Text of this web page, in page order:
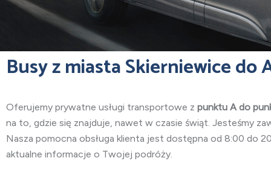
Busy z miasta Skierniewice do
Oferujemy prywatne usługi transportowe z punktu A do
na to, gdzie się znajduje, nawet w czasie świąt. Jesteśmy
Nasza pomocna obsługa klienta jest dostępna od 8:00 do
aktualne informacje o Twojej podróży.